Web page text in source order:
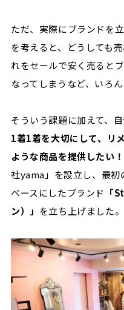
ただ、実際にブランドを
を考えると、どうしても
れをセールで安く売ると
なってしまうなど、いろ
そういう課題に加えて、
1着1着を大切にして、リ
ような商品を提供したい！
社yama」を設立し、最初
ベースにしたブランド 「
ン）」 を立ち上げました。